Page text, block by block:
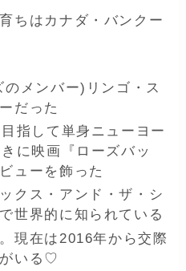
ちはカナダ・バンクー
メンバー)リンゴ・ス
だった
指して単身ニューヨー
に映画『ローズバッ
ューを飾った
クス・アンド・ザ・シ
世界的に知られている
現在は2016年から交際
いる♡